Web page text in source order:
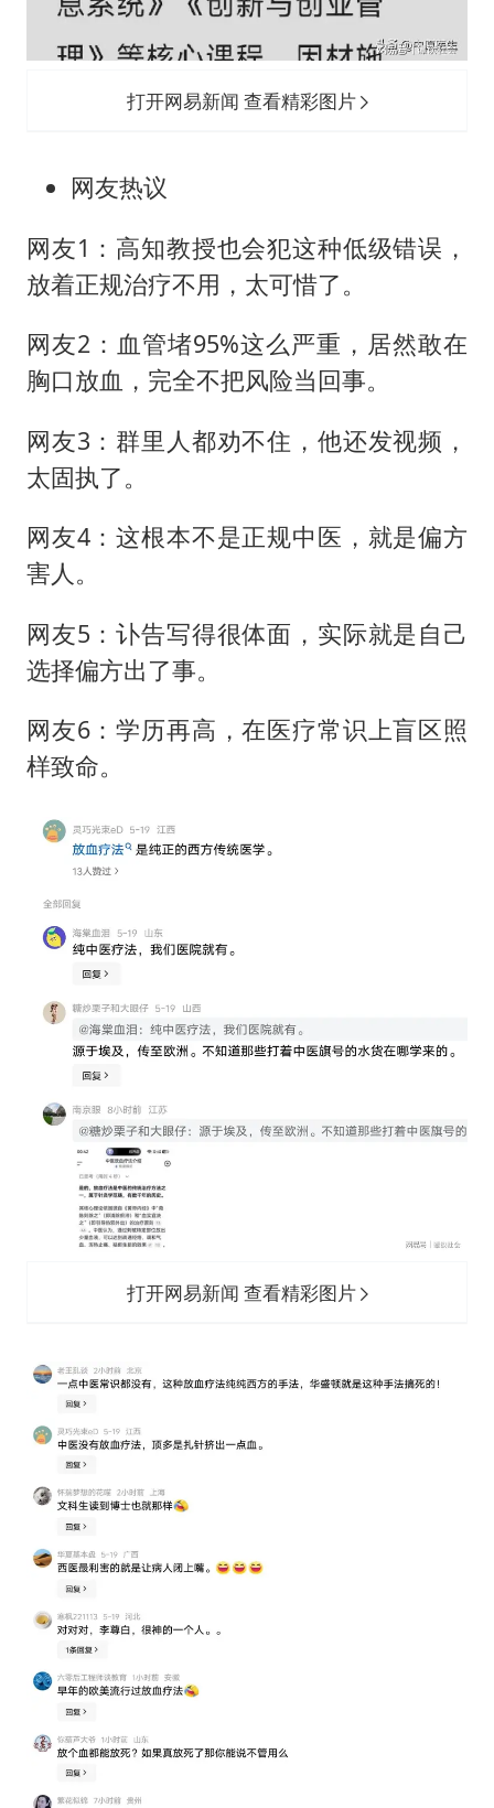
打开网易新闻 查看精彩图片
网友热议
网友1：高知教授也会犯这种低级错误，
放着正规治疗不用，太可惜了。
网友2：血管堵95%这么严重，居然敢在
胸口放血，完全不把风险当回事。
网友3：群里人都劝不住，他还发视频，
太固执了。
网友4：这根本不是正规中医，就是偏方
害人。
网友5：讣告写得很体面，实际就是自己
选择偏方出了事。
网友6：学历再高，在医疗常识上盲区照
样致命。
打开网易新闻 查看精彩图片